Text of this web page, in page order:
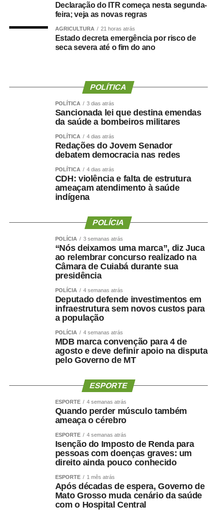
para a contenção dos impactos nos preços do petróleo e
de seus derivados causados pela guerra dos Estados
Unidos e Israel contra o Irã. O prazo para votação termina
no dia 25 de agosto.
créditos extraordinários para apoiar famílias atingidas por
) e em Pernambuco e na Paraíba (
), além de ações de combate a incêndios
MP 1.367/2026
As MPs que liberam créditos extraordinários em
situações de urgência permitem o uso dos recursos de
imediato. Ainda assim, o Congresso Nacional deve
analisar cada medida provisória no máximo em 120 dias.
Se aprovada, ela se converte em lei, o que mantém o
contrário, o governo federal dispõe dos valores apenas
durante o tempo de vigência da medida provisória.
Comissões
Três comissões já divulgaram as pautas das reuniões
A Comissão de Relações Exteriores (CRE) tem reunião
marcada para terça-feira (11), às 10h. Na pauta de dez
itens, estão acordos, convenções e protocolos firmados
pelo Brasil com outros países, entre eles oPDL
, que ratifica o Protocolo de Montevidéu sobre
II), assinado em 2011.
Na quarta-feira (12), a partir das 10h, a Comissão de
Esporte (CEsp) se reúne para votar dois projetos. Um
PL 3.905/2025 , que institui Política Nacional de
Acesso à Atividade Física pelo SUS para prevenir e
controlar o câncer.
Ainda na quarta, às 10h, a Comissão de Ciência e
Tecnologia (CCT) analisa pauta com 56 itens. Entre eles,
estão projetos de decreto legislativo que tratam de
concessão e renovação de outorga para emissoras de
Declaração do ITR começa nesta segunda-
feira; veja as novas regras
AGRICULTURA 21 horas atrás
Estado decreta emergência por risco de
seca severa até o fim do ano
POLÍTICA
POLÍTICA 3 dias atrás
Sancionada lei que destina emendas
da saúde a bombeiros militares
POLÍTICA 4 dias atrás
Redações do Jovem Senador
debatem democracia nas redes
POLÍTICA 4 dias atrás
CDH: violência e falta de estrutura
ameaçam atendimento à saúde
indígena
POLÍCIA
POLÍCIA 3 semanas atrás
“Nós deixamos uma marca”, diz Juca
ao relembrar concurso realizado na
Câmara de Cuiabá durante sua
presidência
POLÍCIA 4 semanas atrás
Deputado defende investimentos em
infraestrutura sem novos custos para
a população
POLÍCIA 4 semanas atrás
MDB marca convenção para 4 de
agosto e deve definir apoio na disputa
pelo Governo de MT
ESPORTE
ESPORTE 4 semanas atrás
Quando perder músculo também
ameaça o cérebro
ESPORTE 4 semanas atrás
Isenção do Imposto de Renda para
pessoas com doenças graves: um
direito ainda pouco conhecido
ESPORTE 1 mês atrás
Após décadas de espera, Governo de
Mato Grosso muda cenário da saúde
com o Hospital Central